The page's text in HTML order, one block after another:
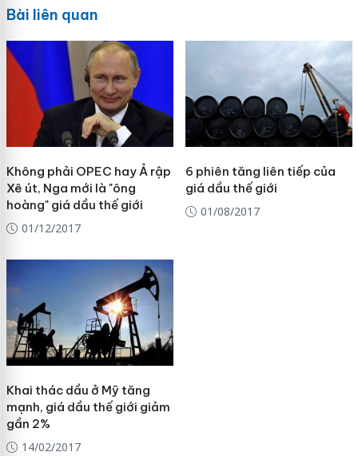
Bài liên quan
Không phải OPEC hay Ả rập
Xê út, Nga mới là "ông
hoàng" giá dầu thế giới
01/12/2017
6 phiên tăng liên tiếp của
giá dầu thế giới
01/08/2017
Khai thác dầu ở Mỹ tăng
mạnh, giá dầu thế giới giảm
gần 2%
14/02/2017